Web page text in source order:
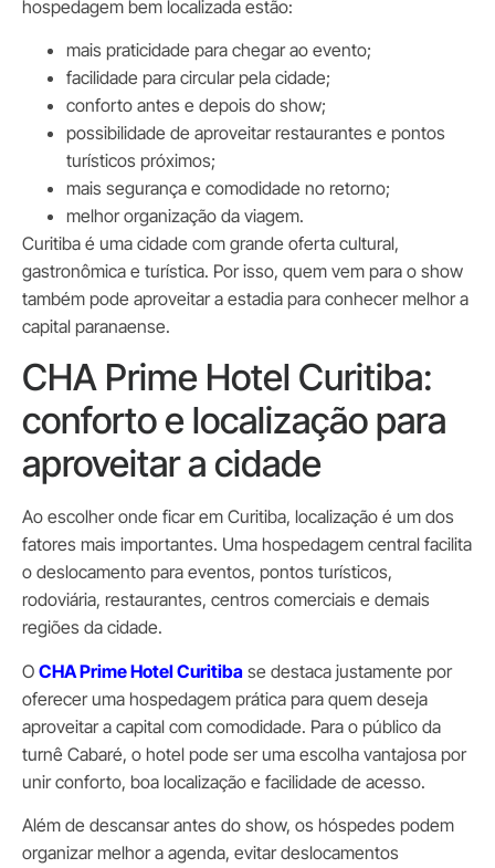
hospedagem bem localizada estão:
mais praticidade para chegar ao evento;
facilidade para circular pela cidade;
conforto antes e depois do show;
possibilidade de aproveitar restaurantes e pontos
turísticos próximos;
mais segurança e comodidade no retorno;
melhor organização da viagem.
Curitiba é uma cidade com grande oferta cultural,
gastronômica e turística. Por isso, quem vem para o show
também pode aproveitar a estadia para conhecer melhor a
capital paranaense.
CHA Prime Hotel Curitiba:
conforto e localização para
aproveitar a cidade
Ao escolher onde ficar em Curitiba, localização é um dos
fatores mais importantes. Uma hospedagem central facilita
o deslocamento para eventos, pontos turísticos,
rodoviária, restaurantes, centros comerciais e demais
regiões da cidade.
O CHA Prime Hotel Curitiba se destaca justamente por
oferecer uma hospedagem prática para quem deseja
aproveitar a capital com comodidade. Para o público da
turnê Cabaré, o hotel pode ser uma escolha vantajosa por
unir conforto, boa localização e facilidade de acesso.
Além de descansar antes do show, os hóspedes podem
organizar melhor a agenda, evitar deslocamentos